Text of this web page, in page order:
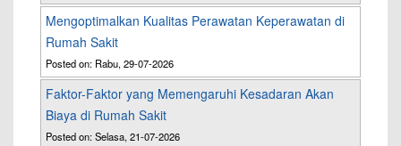
Mengoptimalkan Kualitas Perawatan Keperawatan di
Rumah Sakit
Posted on: Rabu, 29-07-2026
Faktor-Faktor yang Memengaruhi Kesadaran Akan
Biaya di Rumah Sakit
Posted on: Selasa, 21-07-2026